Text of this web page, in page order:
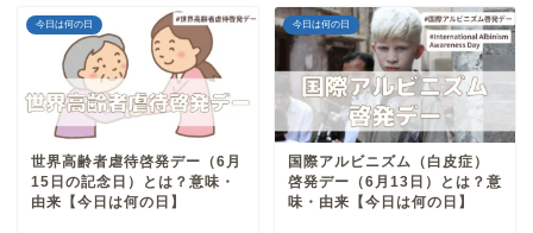
今日は何の日
世界高齢者虐待啓発デー（6月
15日の記念日）とは？意味・
由来【今日は何の日】
今日は何の日
国際アルビニズム（白皮症）
啓発デー（6月13日）とは？意
味・由来【今日は何の日】